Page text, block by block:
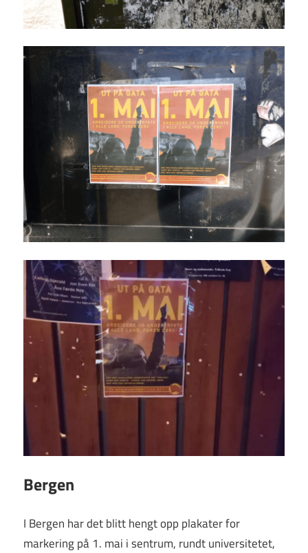
Bergen
I Bergen har det blitt hengt opp plakater for
markering på 1. mai i sentrum, rundt universitetet,